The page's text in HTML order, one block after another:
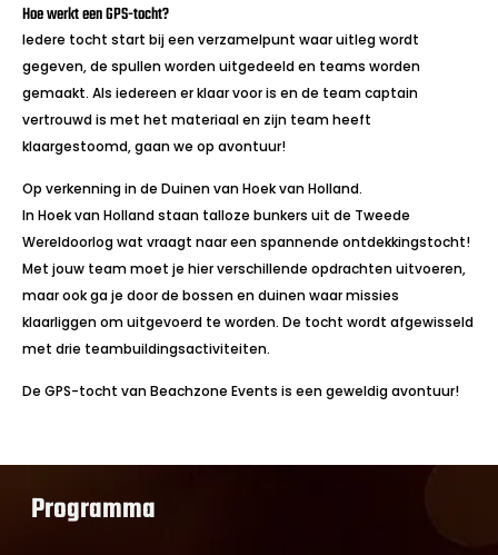
Hoe werkt een GPS-tocht?
Iedere tocht start bij een verzamelpunt waar uitleg wordt
gegeven, de spullen worden uitgedeeld en teams worden
gemaakt. Als iedereen er klaar voor is en de team captain
vertrouwd is met het materiaal en zijn team heeft
klaargestoomd, gaan we op avontuur!
Op verkenning in de Duinen van Hoek van Holland.
In Hoek van Holland staan talloze bunkers uit de Tweede
Wereldoorlog wat vraagt naar een spannende ontdekkingstocht!
Met jouw team moet je hier verschillende opdrachten uitvoeren,
maar ook ga je door de bossen en duinen waar missies
klaarliggen om uitgevoerd te worden. De tocht wordt afgewisseld
met drie teambuildingsactiviteiten.
De GPS-tocht van Beachzone Events is een geweldig avontuur!
Programma